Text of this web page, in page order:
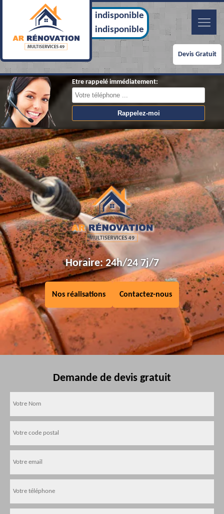
indisponible
indisponible
Devis Gratuit
Etre rappelé immédiatement:
Horaire: 24h/24 7j/7
Nos réalisations Contactez-nous
Demande de devis gratuit